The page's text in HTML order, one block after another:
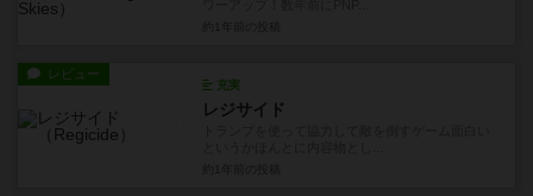
レビュー
充実
レジサイド